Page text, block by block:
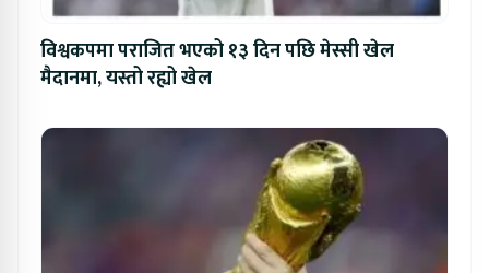
विश्वकपमा पराजित भएको १३ दिन पछि मेस्सी खेल
मैदानमा, यस्तो रह्यो खेल